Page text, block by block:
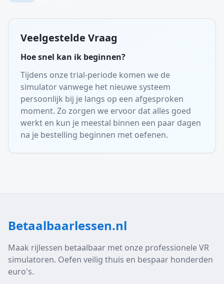
Veelgestelde Vraag
Hoe snel kan ik beginnen?
Tijdens onze trial-periode komen we de
simulator vanwege het nieuwe systeem
persoonlijk bij je langs op een afgesproken
moment. Zo zorgen we ervoor dat alles goed
werkt en kun je meestal binnen een paar dagen
na je bestelling beginnen met oefenen.
Betaalbaarlessen.nl
Maak rijlessen betaalbaar met onze professionele VR
simulatoren. Oefen veilig thuis en bespaar honderden
euro's.